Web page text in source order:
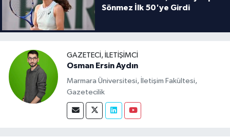
Sönmez İlk 50'ye Girdi
GAZETECI, İLETIŞIMCI
Osman Ersin Aydın
Marmara Üniversitesi, İletişim Fakültesi,
Gazetecilik